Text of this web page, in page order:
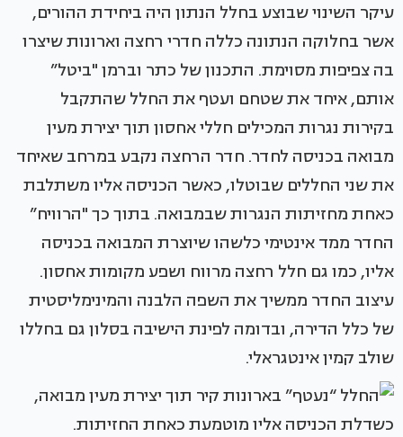
עיקר השינוי שבוצע בחלל הנתון היה ביחידת ההורים,
אשר בחלוקה הנתונה כללה חדרי רחצה וארונות שיצרו
בה צפיפות מסוימת. התכנון של כתר וברמן "ביטל”
אותם, איחד את שטחם ועטף את החלל שהתקבל
בקירות נגרות המכילים חללי אחסון תוך יצירת מעין
מבואה בכניסה לחדר. חדר הרחצה נקבע במרחב שאיחד
את שני החללים שבוטלו, כאשר הכניסה אליו משתלבת
כאחת מחזיתות הנגרות שבמבואה. בתוך כך "הרוויח”
החדר ממד אינטימי כלשהו שיוצרת המבואה בכניסה
אליו, כמו גם חלל רחצה מרווח ושפע מקומות אחסון.
עיצוב החדר ממשיך את השפה הלבנה והמינימליסטית
של כלל הדירה, ובדומה לפינת הישיבה בסלון גם בחללו
שולב קמין אינטגראלי.